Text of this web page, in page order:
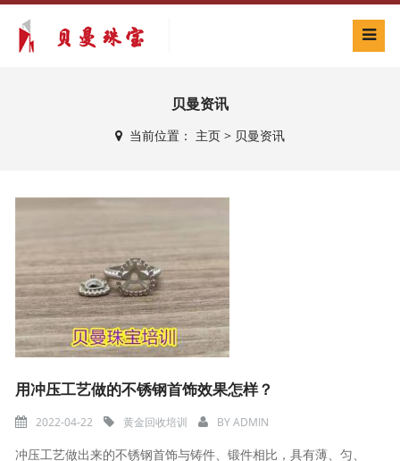
贝曼资讯
当前位置： 主页> 贝曼资讯
用冲压工艺做的不锈钢首饰效果怎样？
2022-04-22 黄金回收培训 BYADMIN
冲压工艺做出来的不锈钢首饰与铸件、锻件相比，具有薄、匀、